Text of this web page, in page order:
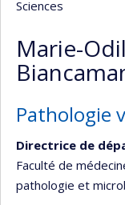
Sciences
Marie-
Pathologie
Directrice de
Faculté de
pathologie et